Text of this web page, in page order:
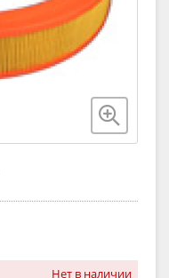
Нет в наличии